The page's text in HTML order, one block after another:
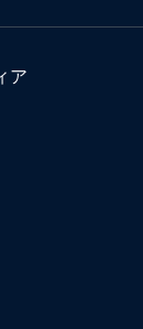
ア